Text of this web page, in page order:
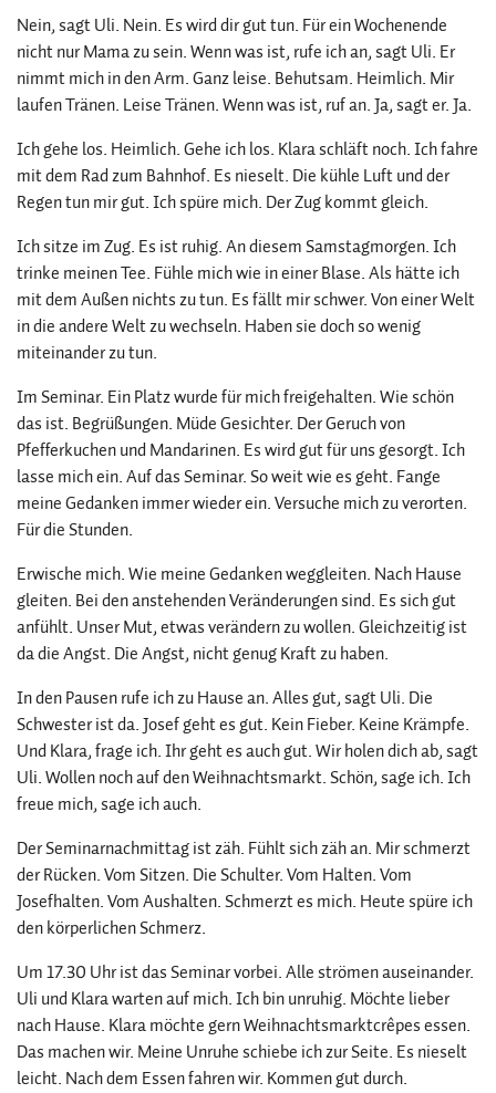
Nein, sagt Uli. Nein. Es wird dir gut tun. Für ein Wochenende
nicht nur Mama zu sein. Wenn was ist, rufe ich an, sagt Uli. Er
nimmt mich in den Arm. Ganz leise. Behutsam. Heimlich. Mir
laufen Tränen. Leise Tränen. Wenn was ist, ruf an. Ja, sagt er. Ja.
Ich gehe los. Heimlich. Gehe ich los. Klara schläft noch. Ich fahre
mit dem Rad zum Bahnhof. Es nieselt. Die kühle Luft und der
Regen tun mir gut. Ich spüre mich. Der Zug kommt gleich.
Ich sitze im Zug. Es ist ruhig. An diesem Samstagmorgen. Ich
trinke meinen Tee. Fühle mich wie in einer Blase. Als hätte ich
mit dem Außen nichts zu tun. Es fällt mir schwer. Von einer Welt
in die andere Welt zu wechseln. Haben sie doch so wenig
miteinander zu tun.
Im Seminar. Ein Platz wurde für mich freigehalten. Wie schön
das ist. Begrüßungen. Müde Gesichter. Der Geruch von
Pfefferkuchen und Mandarinen. Es wird gut für uns gesorgt. Ich
lasse mich ein. Auf das Seminar. So weit wie es geht. Fange
meine Gedanken immer wieder ein. Versuche mich zu verorten.
Für die Stunden.
Erwische mich. Wie meine Gedanken weggleiten. Nach Hause
gleiten. Bei den anstehenden Veränderungen sind. Es sich gut
anfühlt. Unser Mut, etwas verändern zu wollen. Gleichzeitig ist
da die Angst. Die Angst, nicht genug Kraft zu haben.
In den Pausen rufe ich zu Hause an. Alles gut, sagt Uli. Die
Schwester ist da. Josef geht es gut. Kein Fieber. Keine Krämpfe.
Und Klara, frage ich. Ihr geht es auch gut. Wir holen dich ab, sagt
Uli. Wollen noch auf den Weihnachtsmarkt. Schön, sage ich. Ich
freue mich, sage ich auch.
Der Seminarnachmittag ist zäh. Fühlt sich zäh an. Mir schmerzt
der Rücken. Vom Sitzen. Die Schulter. Vom Halten. Vom
Josefhalten. Vom Aushalten. Schmerzt es mich. Heute spüre ich
den körperlichen Schmerz.
Um 17.30 Uhr ist das Seminar vorbei. Alle strömen auseinander.
Uli und Klara warten auf mich. Ich bin unruhig. Möchte lieber
nach Hause. Klara möchte gern Weihnachtsmarktcrêpes essen.
Das machen wir. Meine Unruhe schiebe ich zur Seite. Es nieselt
leicht. Nach dem Essen fahren wir. Kommen gut durch.